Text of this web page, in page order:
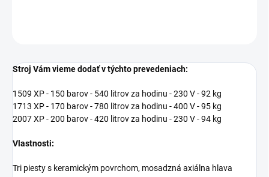
Stroj Vám vieme dodať v týchto prevedeniach:
1509 XP - 150 barov - 540 litrov za hodinu - 230 V - 92 kg
1713 XP - 170 barov - 780 litrov za hodinu - 400 V - 95 kg
2007 XP - 200 barov - 420 litrov za hodinu - 230 V - 94 kg
Vlastnosti:
Tri piesty s keramickým povrchom, mosadzná axiálna hlava